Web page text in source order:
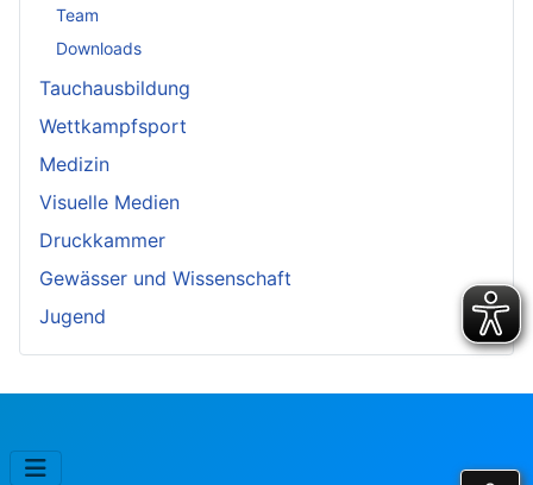
Team
Downloads
Tauchausbildung
Wettkampfsport
Medizin
Visuelle Medien
Druckkammer
Gewässer und Wissenschaft
Jugend